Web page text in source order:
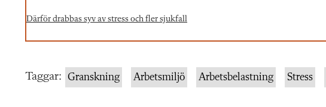
Därför drabbas syv av stress och fler sjukfall
Taggar: Granskning Arbetsmiljö Arbetsbelastning Stress